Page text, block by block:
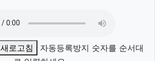
새로고침
자동등록방지 숫자를 순서대